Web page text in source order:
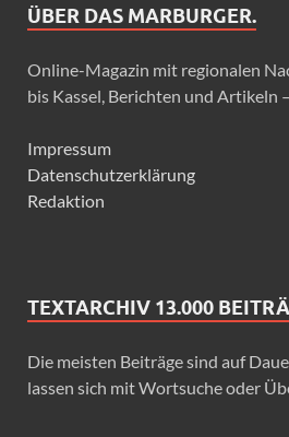
ÜBER DAS MARBURGER.
Online-Magazin mit regionalen
bis Kassel, Berichten und Artikeln
Impressum
Datenschutzerklärung
Redaktion
TEXTARCHIV 13.000
Die meisten Beiträge sind auf
lassen sich mit Wortsuche oder